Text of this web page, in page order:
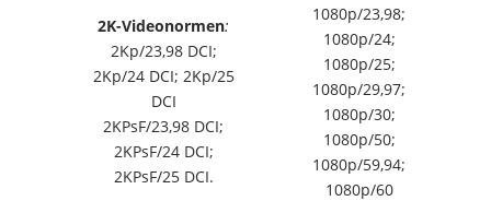
2K-Videonormen:
2Kp/23,98 DCI;
2Kp/24 DCI; 2Kp/25
DCI
2KPsF/23,98 DCI;
2KPsF/24 DCI;
2KPsF/25 DCI.
1080p/23,98;
1080p/24;
1080p/25;
1080p/29,97;
1080p/30;
1080p/50;
1080p/59,94;
1080p/60